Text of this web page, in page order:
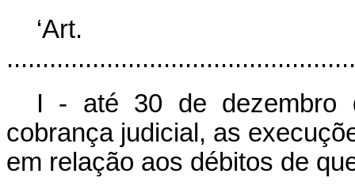
I - até 30 de dezembro
cobrança judicial, as
em relação aos débitos de